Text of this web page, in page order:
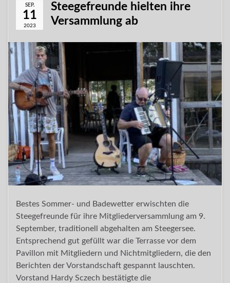
SEP.
11
2023
Steegefreunde hielten ihre
Versammlung ab
Bestes Sommer- und Badewetter erwischten die
Steegefreunde für ihre Mitgliederversammlung am 9.
September, traditionell abgehalten am Steegersee.
Entsprechend gut gefüllt war die Terrasse vor dem
Pavillon mit Mitgliedern und Nichtmitgliedern, die den
Berichten der Vorstandschaft gespannt lauschten.
Vorstand Hardy Sczech bestätigte die